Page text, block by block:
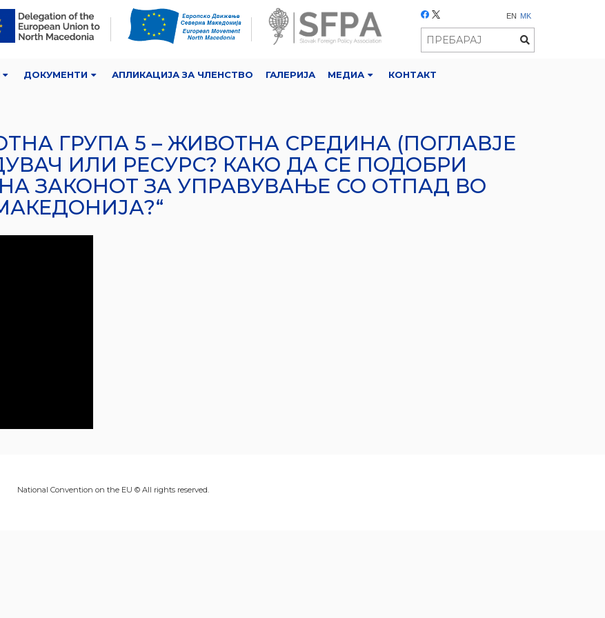
EN MK
ДОКУМЕНТИ АПЛИКАЦИЈА ЗА ЧЛЕНСТВО ГАЛЕРИЈА МЕДИА КОНТАКТ
ГРУПА 5 – ЖИВОТНА СРЕДИНА (ПОГЛАВЈЕ
ИЛИ РЕСУРС? КАКО ДА СЕ ПОДОБРИ
ЗАКОНОТ ЗА УПРАВУВАЊЕ СО ОТПАД ВО
National Convention on the EU © All rights reserved.